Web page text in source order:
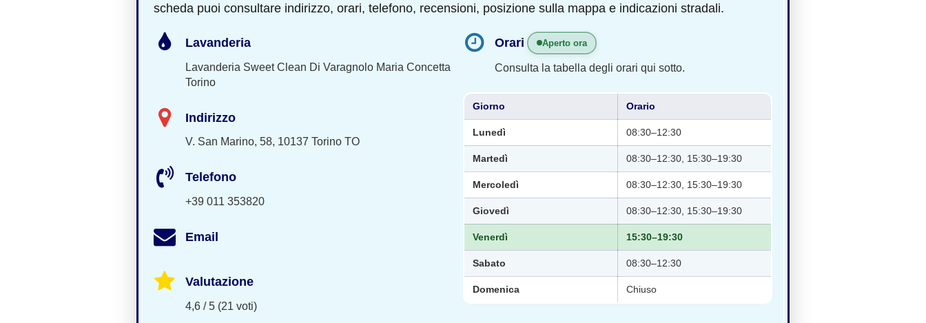
scheda puoi consultare indirizzo, orari, telefono, recensioni, posizione sulla mappa e indicazioni stradali.
Lavanderia
Lavanderia Sweet Clean Di Varagnolo Maria Concetta
Torino
Indirizzo
V. San Marino, 58, 10137 Torino TO
Telefono
+39 011 353820
Email
Valutazione
4,6 / 5 (21 voti)
Orari Aperto ora
Consulta la tabella degli orari qui sotto.
Giorno Orario
Lunedì 08:30–12:30
Martedì 08:30–12:30, 15:30–19:30
Mercoledì 08:30–12:30, 15:30–19:30
Giovedì 08:30–12:30, 15:30–19:30
Venerdì 15:30–19:30
Sabato 08:30–12:30
Domenica Chiuso